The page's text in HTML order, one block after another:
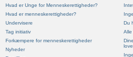
Hvad er Unge for Menneskerettigheder?
Hvad er menneskerettigheder?
Undervisere
Tag initiativ
Forkæmpere for menneskerettigheder
Nyheder
Du